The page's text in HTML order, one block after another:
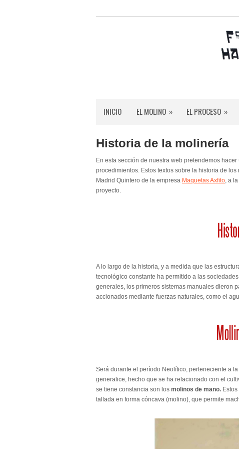
INICIO EL MOLINO » EL PROCESO »
Historia de la molinería
En esta sección de nuestra web pretendemos
procedimientos. Estos textos sobre la historia de
Madrid Quintero de la empresa Maquetas Axfito, a
proyecto.
A lo largo de la historia, y a medida que las
tecnológico constante ha permitido a las
generales, los primeros sistemas manuales dieron
accionados mediante fuerzas naturales, como el
Será durante el período Neolítico, perteneciente a
generalice, hecho que se ha relacionado con el
se tiene constancia son los molinos de mano.
tallada en forma cóncava (molino), que permite